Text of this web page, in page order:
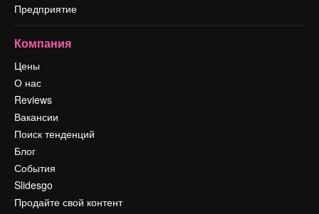
Предприятие
Компания
Цены
О нас
Reviews
Вакансии
Поиск тенденций
Блог
События
Slidesgo
Продайте свой контент